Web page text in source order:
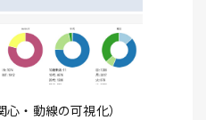
・動線の可視化）